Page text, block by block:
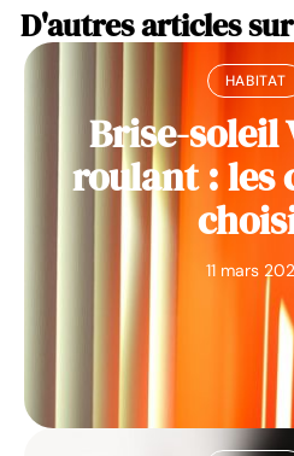
D'autres articles
HABITAT
Brise-soleil
roulant : les
11 mars